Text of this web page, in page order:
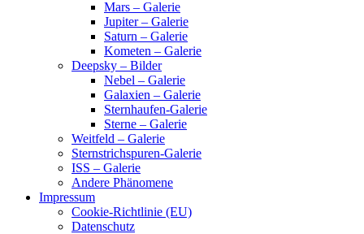
Mars – Galerie
Jupiter – Galerie
Saturn – Galerie
Kometen – Galerie
Deepsky – Bilder
Nebel – Galerie
Galaxien – Galerie
Sternhaufen-Galerie
Sterne – Galerie
Weitfeld – Galerie
Sternstrichspuren-Galerie
ISS – Galerie
Andere Phänomene
Impressum
Cookie-Richtlinie (EU)
Datenschutz